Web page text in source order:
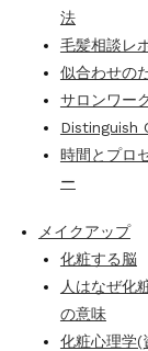
法
毛髪相談レ
似合わせの
サロンワー
Distinguish
時間とプロ
ー
メイクアップ
化粧する脳
人はなぜ化
の意味
化粧心理学(